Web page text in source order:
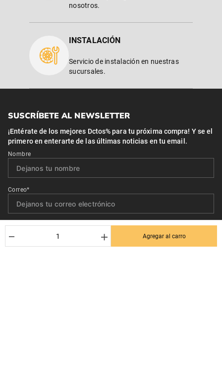
＋
－ Agregar al carro
nosotros.
INSTALACIÓN
Servicio de instalación en nuestras
sucursales.
SUSCRÍBETE AL NEWSLETTER
¡Entérate de los mejores Dctos% para tu próxima compra! Y se el
primero en enterarte de las últimas noticias en tu email.
Nombre
Correo*
Quiero recibir el newsletter con promociones.